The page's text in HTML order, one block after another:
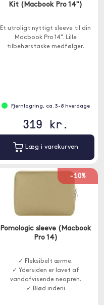
Kit (Macbook Pro 14")
Et utroligt nyttigt sleeve til din
Macbook Pro 14". Lille
tilbehørstaske medfølger.
Fjernlagring, ca. 3-8 hverdage
319 kr.
Læg i varekurven
-10%
Pomologic sleeve (Macbook
Pro 14)
✓ Fleksibelt ærme.
✓ Ydersiden er lavet af
vandafvisende neopren.
✓ Blød indeni